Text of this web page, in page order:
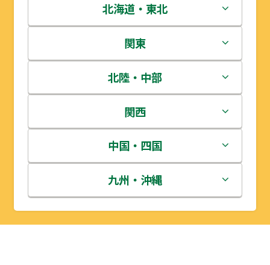
北海道・東北
北海道
青森県
岩手県
宮城県
秋田県
山形県
関東
茨城県
栃木県
群馬県
埼玉県
千葉県
北陸・中部
新潟県
富山県
石川県
福井県
関西
三重県
滋賀県
京都府
中国・四国
鳥取県
島根県
九州・沖縄
福岡県